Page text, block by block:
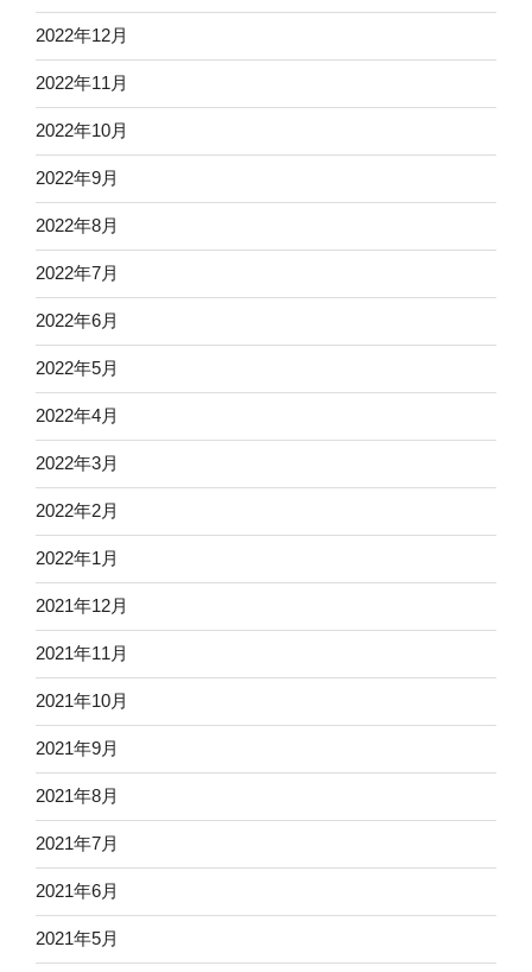
2022年12月
2022年11月
2022年10月
2022年9月
2022年8月
2022年7月
2022年6月
2022年5月
2022年4月
2022年3月
2022年2月
2022年1月
2021年12月
2021年11月
2021年10月
2021年9月
2021年8月
2021年7月
2021年6月
2021年5月